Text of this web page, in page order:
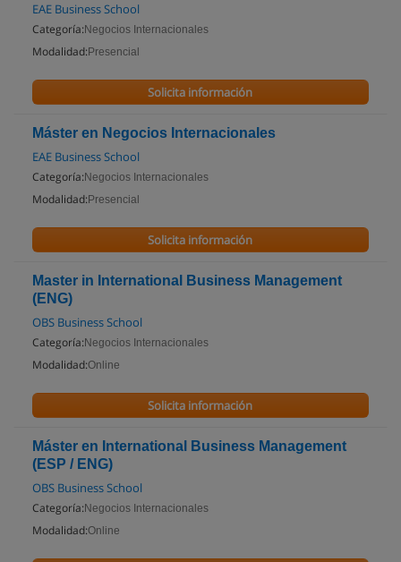
EAE Business School
Categoría: Negocios Internacionales
Modalidad: Presencial
Solicita información
Máster en Negocios Internacionales
EAE Business School
Categoría: Negocios Internacionales
Modalidad: Presencial
Solicita información
Master in International Business Management
(ENG)
OBS Business School
Categoría: Negocios Internacionales
Modalidad:Online
Solicita información
Máster en International Business Management
(ESP / ENG)
OBS Business School
Categoría: Negocios Internacionales
Modalidad:Online